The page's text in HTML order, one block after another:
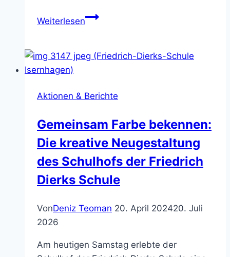
WeiterlesenAdventsbasteln
November
Aktionen & Berichte
Gemeinsam Farbe bekennen:
Die kreative Neugestaltung
des Schulhofs der Friedrich
Dierks Schule
VonDeniz Teoman 20. April 202420. Juli
2026
Am heutigen Samstag erlebte der